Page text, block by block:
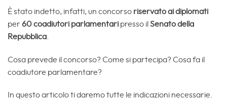
È stato indetto, infatti, un concorso riservato ai diplomati
per 60 coadiutori parlamentari presso il Senato della
Repubblica
Cosa prevede il concorso? Come si partecipa? Cosa fa il
coadiutore parlamentare?
In questo articolo ti daremo tutte le indicazioni necessarie.